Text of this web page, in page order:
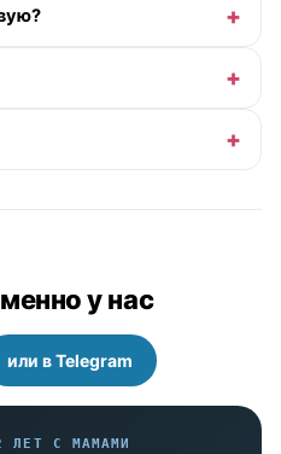
у нас
или в Telegram
ЛЕТ С МАМАМИ